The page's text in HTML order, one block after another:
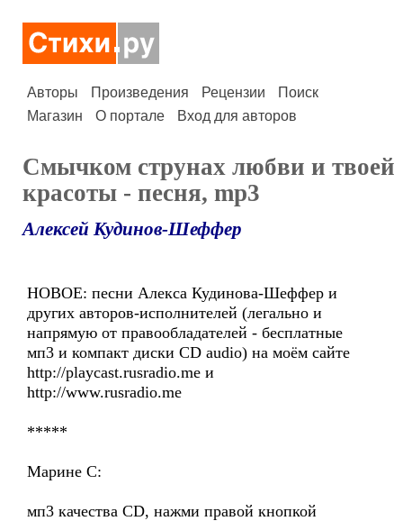
Авторы Произведения Рецензии
Поиск
Магазин
О портале Вход для авторов
Cмычком струнах любви и твоей
красоты - песня, mp3
Алексей Кудинов-Шеффер
НОВОЕ: песни Алекса Кудинова-Шеффер и
других авторов-исполнителей (легально и
напрямую от правообладателей - бесплатные
мп3 и компакт диски CD audio) на моём сайте
http://playcast.rusradio.me и
http://www.rusradio.me
*****
Марине С:
мп3 качества CD, нажми правой кнопкой